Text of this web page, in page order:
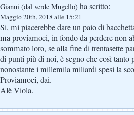
Gianni (dal verde Mugello) ha scritto:
Maggio 20th, 2018 alle 15:21
Si, mi piacerebbe dare un paio di
ma proviamoci, in fondo da perdere non
sommato loro, se alla fine di trentasette
di punti più di noi, è segno che così tanto
nonostante i millemila miliardi spesi la
Proviamoci, dai.
Alè Viola.